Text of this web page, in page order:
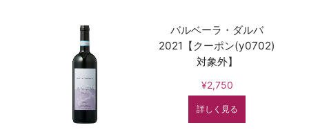
バルベーラ・ダルバ
2021【クーポン(y0702)
対象外】
¥2,750
詳しく見る